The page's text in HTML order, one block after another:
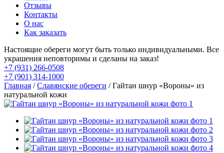
Отзывы
Контакты
О нас
Как заказать
Настоящие обереги могут быть только индивидуальными. Все
украшения неповторимы и сделаны на заказ!
+7 (931) 266-0508
+7 (901) 314-1000
Главная /Славянские обереги / Гайтан шнур «Вороны» из
натуральной кожи